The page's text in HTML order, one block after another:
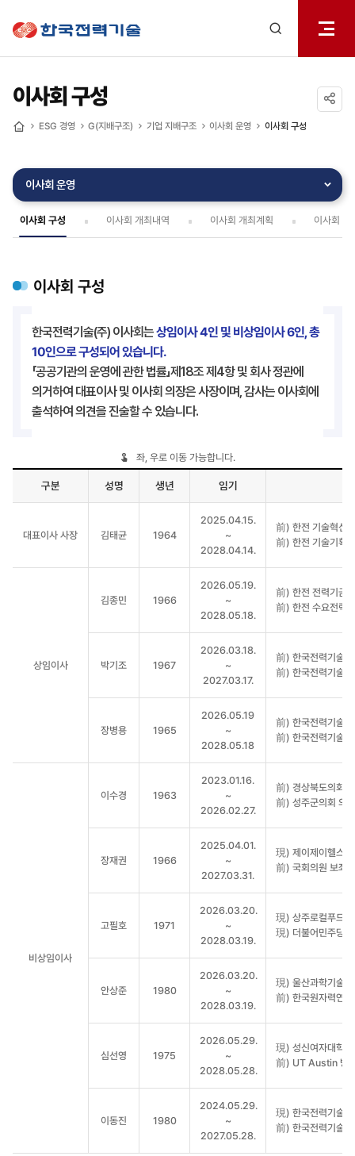
열기
이사회 구성
ESG 경영 G(지배구조) 기업 지배구조 이사회 운영 이사회 구성
이사회 운영
이사회 구성 이사회 개최내역 이사회 개최계획 이사회 내
이사회 구성
한국전력기술(주) 이사회는상임이사 4인 및 비상임이사 6인, 총
10인으로 구성되어 있습니다.
「공공기관의 운영에 관한 법률」제18조 제4항 및 회사 정관에
의거하여 대표이사 및 이사회 의장은 사장이며, 감사는 이사회에
출석하여 의견을 진술할 수 있습니다.
좌, 우로 이동 가능합니다.
구분 성명 생년 임기
대표이사 사장 김태균 1964
2025.04.15.
~
2028.04.14.
前) 한전 기술혁신
前) 한전 기술기획
상임이사
김종민 1966
2026.05.19.
~
2028.05.18.
前) 한전 전력기금
前) 한전 수요전략
박기조 1967
2026.03.18.
~
2027.03.17.
前) 한국전력기술(
前) 한국전력기술(
장병용 1965
2026.05.19
~
2028.05.18
前) 한국전력기술(
前) 한국전력기술(
비상임이사
이수경 1963
2023.01.16.
~
2026.02.27.
前) 경상북도의회
前) 성주군의회 의원
장재권 1966
2025.04.01.
~
2027.03.31.
現) 제이제이헬스
前) 국회의원 보좌관
고필호 1971
2026.03.20.
~
2028.03.19.
現) 상주로컬푸드
現) 더불어민주당
안상준 1980
2026.03.20.
~
2028.03.19.
現) 울산과학기술
前) 한국원자력연
심선영 1975
2026.05.29.
~
2028.05.28.
現) 성신여자대학
前) UT Austin 방
이동진 1980
2024.05.29.
~
2027.05.28.
現) 한국전력기술(
前) 한국전력기술(